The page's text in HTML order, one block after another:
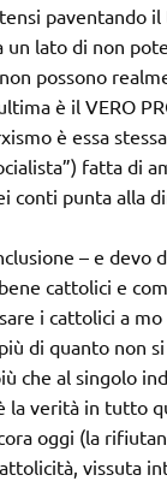
paventando
lato di non
possono
è il VERO
è essa
fatta di
punta alla
– e
cattolici e
i cattolici a
di quanto non
che al singolo
la verità in tutto
oggi (la
vissuta